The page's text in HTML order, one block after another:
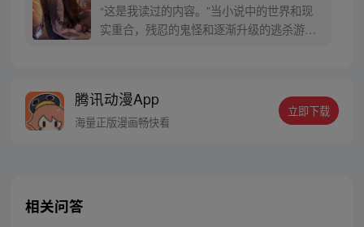
“这是我读过的内容。”当小说中的世界和现
实重合，残忍的鬼怪和逐渐升级的逃杀游戏
备愈发明显，神秘的背后星们也加入乱局。
金独子将做出如何的选择，故事将会有怎样
腾讯动漫App
海量正版漫画畅快看
立即下载
相关问答